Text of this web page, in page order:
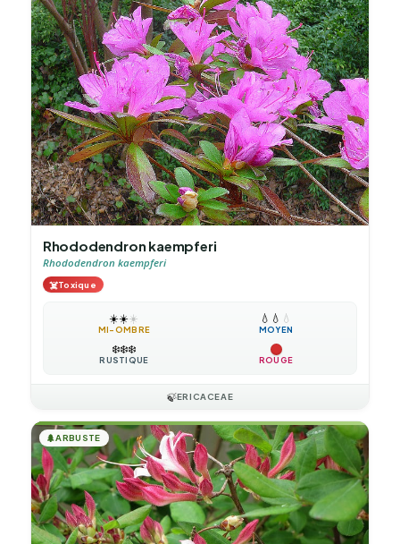
Rhododendron kaempferi
Rhododendron kaempferi
☠️Toxique
☀️☀️☀️
MI-OMBRE
💧 💧 💧
MOYEN
❄️❄️❄️
RUSTIQUE ROUGE
🍃ERICACEAE
🌲ARBUSTE